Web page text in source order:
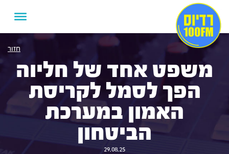
חזור
משפט אחד של חליוה
הפך לסמל לקריסת
האמון במערכת
הביטחון
29.08.25